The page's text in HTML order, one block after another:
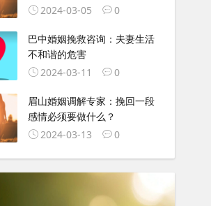
2024-03-05
0
巴中婚姻挽救咨询：夫妻生活
不和谐的危害
2024-03-11
0
眉山婚姻调解专家：挽回一段
感情必须要做什么？
2024-03-13
0